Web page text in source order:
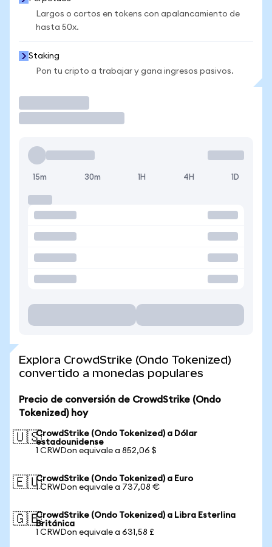
Largos o cortos en tokens con apalancamiento de
hasta 50x.
Staking
Pon tu cripto a trabajar y gana ingresos pasivos.
15m 30m 1H 4H 1D
Explora CrowdStrike (Ondo Tokenized)
convertido a monedas populares
Precio de conversión de CrowdStrike (Ondo
Tokenized) hoy
🇺🇸CrowdStrike (Ondo Tokenized) a Dólar
estadounidense
1 CRWDon equivale a 852,06 $
🇪🇺CrowdStrike (Ondo Tokenized) a Euro
1 CRWDon equivale a 737,08 €
🇬🇧CrowdStrike (Ondo Tokenized) a Libra Esterlina
Británica
1 CRWDon equivale a 631,58 £